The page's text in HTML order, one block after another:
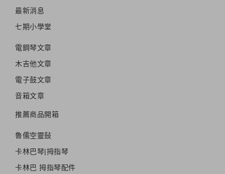
最新消息
七期小學堂
電鋼琴文章
木吉他文章
電子鼓文章
音箱文章
推薦商品開箱
魯儒空靈鼔
卡林巴琴|拇指琴
卡林巴 拇指琴配件